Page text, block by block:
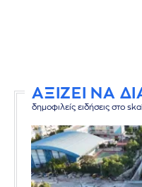
ΑΞΙΖΕΙ ΝΑ
δημοφιλείς ειδήσεις στο